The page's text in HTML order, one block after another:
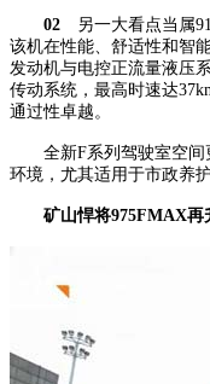
02 另一大看点当属
该机在性能、舒适性和智
发动机与电控正流量液压
传动系统，最高时速达
通过性卓越。
全新F系列驾驶室空间
环境，尤其适用于市政养
矿山悍将975FMAX再